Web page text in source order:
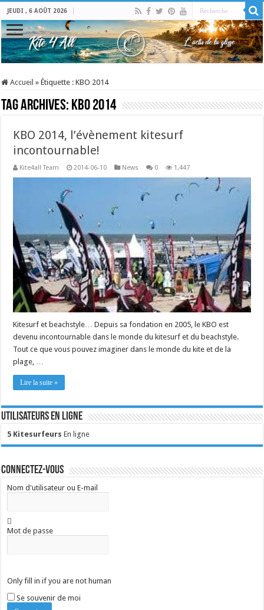
JEUDI , 6 AOÛT 2026
Accueil » Étiquette :KBO 2014
Tag Archives: KBO 2014
KBO 2014, l’évènement kitesurf
incontournable!
Kite4all Team 2014-06-10 News 0 1,447
Kitesurf et beachstyle… Depuis sa fondation en 2005, le KBO est
devenu incontournable dans le monde du kitesurf et du beachstyle.
Tout ce que vous pouvez imaginer dans le monde du kite et de la
plage, …
Lire la suite »
Utilisateurs en ligne
5 Kitesurfeurs En ligne
Connectez-vous
Nom d'utilisateur ou E-mail
Mot de passe
Only fill in if you are not human
Se souvenir de moi